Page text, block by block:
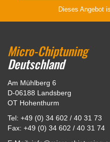
Dieses Angebot
Micro-Chiptuning
Deutschland
Am Mühlberg 6
D-06188 Landsberg
OT Hohenthurm
Tel: +49 (0) 34 602 / 40 31 73
Fax: +49 (0) 34 602 / 40 31 74